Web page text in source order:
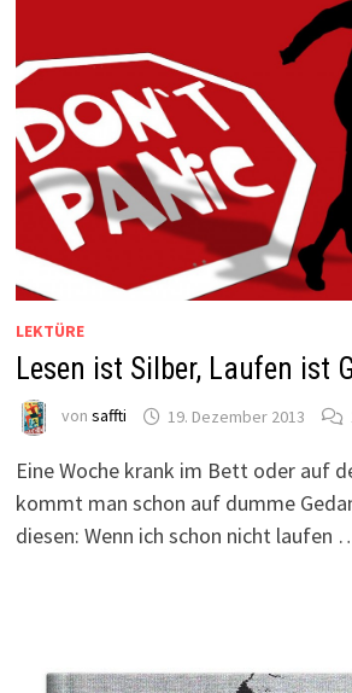
LEKTÜRE
Lesen ist Silber, Laufen ist
von saffti 19. Dezember 2013
Eine Woche krank im Bett oder auf
kommt man schon auf dumme
diesen: Wenn ich schon nicht laufen